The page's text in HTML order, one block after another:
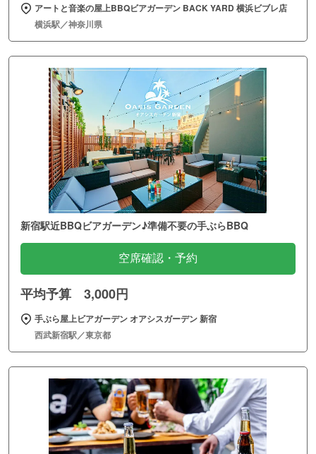
アートと音楽の屋上BBQビアガーデン BACK YARD 横浜ビブレ店
横浜駅／神奈川県
新宿駅近BBQビアガーデン♪準備不要の手ぶらBBQ
空席確認・予約
平均予算 3,000円
手ぶら屋上ビアガーデン オアシスガーデン 新宿
西武新宿駅／東京都